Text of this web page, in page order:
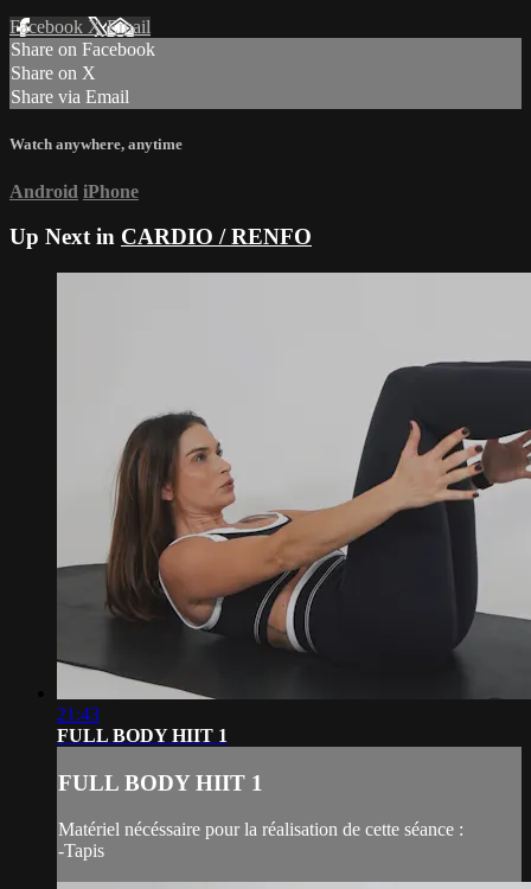
Facebook XEmail
Share on Facebook
Share on X
Share via Email
Watch anywhere, anytime
Android iPhone
Up Next in CARDIO / RENFO
21:43
FULL BODY HIIT 1
FULL BODY HIIT 1
Matériel nécéssaire pour la réalisation de cette séance :
-Tapis